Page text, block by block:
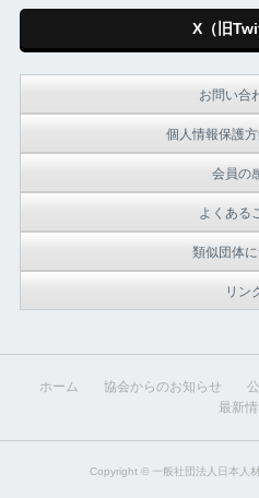
X（旧
お問い合
個人情報保護
会員の
よくある
類似団体
リン
ホーム 協会からのお知らせ
最新
Copyright © 一般社団法人日本人